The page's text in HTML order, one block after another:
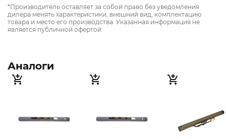
*Производитель оставляет за собой право без уведомления
дилера менять характеристики, внешний вид, комплектацию
товара и место его производства. Указанная информация не
является публичной офертой
Аналоги